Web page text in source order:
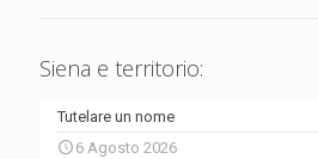
Siena e territorio:
Tutelare un nome
6 Agosto 2026